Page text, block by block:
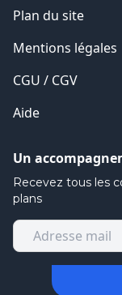
Plan du site
Mentions légales
CGU / CGV
Aide
Un
Recevez tous les
plans